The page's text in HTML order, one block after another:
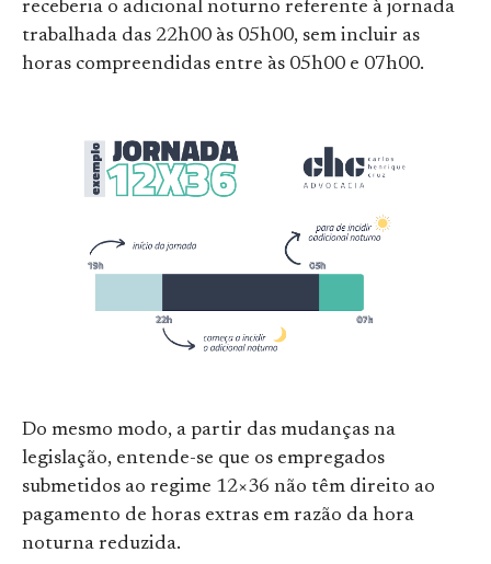
receberia o adicional noturno referente à jornada
trabalhada das 22h00 às 05h00, sem incluir as
horas compreendidas entre às 05h00 e 07h00.
Do mesmo modo, a partir das mudanças na
legislação, entende-se que os empregados
submetidos ao regime 12×36 não têm direito ao
pagamento de horas extras em razão da hora
noturna reduzida.